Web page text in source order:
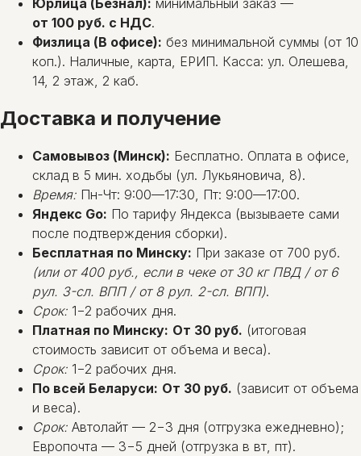
Юрлица (Безнал): минимальный заказ —
от 100 руб. с НДС.
Физлица (В офисе): без минимальной суммы (от 10
коп.). Наличные, карта, ЕРИП. Касса: ул. Олешева,
14, 2 этаж, 2 каб.
Доставка и получение
Самовывоз (Минск): Бесплатно. Оплата в офисе,
склад в 5 мин. ходьбы (ул. Лукьяновича, 8).
Время: Пн-Чт: 9:00—17:30, Пт: 9:00—17:00.
Яндекс Go: По тарифу Яндекса (вызываете сами
после подтверждения сборки).
Бесплатная по Минску: При заказе от 700 руб.
(или от 400 руб., если в чеке от 30 кг ПВД / от 6
рул. 3-сл. ВПП / от 8 рул. 2-сл. ВПП).
Срок: 1−2 рабочих дня.
Платная по Минску: От 30 руб. (итоговая
стоимость зависит от объема и веса).
Срок: 1−2 рабочих дня.
По всей Беларуси: От 30 руб. (зависит от объема
и веса).
Срок: Автолайт — 2−3 дня (отгрузка ежедневно);
Европочта — 3−5 дней (отгрузка в вт, пт).